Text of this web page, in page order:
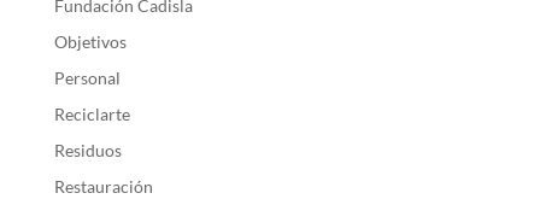
Fundación Cadisla
Objetivos
Personal
Reciclarte
Residuos
Restauración